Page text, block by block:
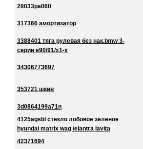
28033pa060
317366 амортизатор
3388401 тяга рулевая без нак.bmw 3-
серии e90/91/x1-x
34306773697
353721 шкив
3d0864199a71n
4125agsbl стекло лобовое зеленое
hyundai matrix wag /elantra lavita
42371694